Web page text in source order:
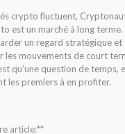
crypto fluctuent,
est un marché à long terme.
un regard stratégique et
les mouvements de court
qu’une question de temps,
les premiers à en profiter.
article:**